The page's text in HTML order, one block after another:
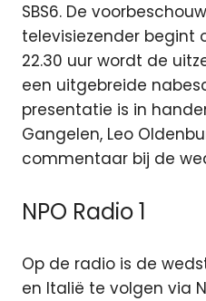
SBS6. De
televisiezender begint
22.30 uur wordt de
een uitgebreide
presentatie is in
Gangelen, Leo
commentaar bij de
NPO Radio 1
Op de radio is de
en Italië te volgen via